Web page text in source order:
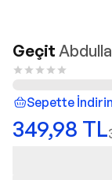
Geçit
Sepette
349,98 TL